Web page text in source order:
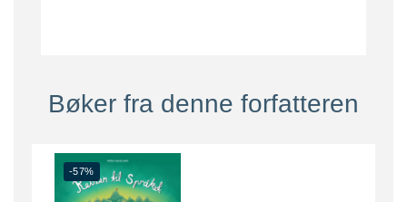
Bøker fra denne forfatteren
-57%